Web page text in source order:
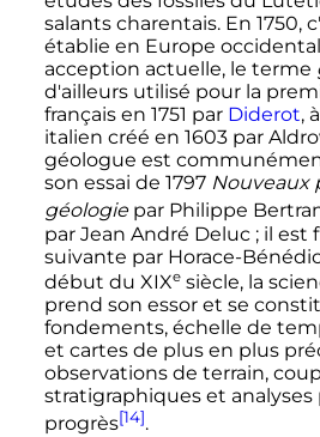
salants charentais. En 1750,
établie en Europe
acception actuelle, le terme
d'ailleurs utilisé pour la
français en 1751 par Diderot,
italien créé en 1603 par
géologue est
son essai de 1797 Nouveaux
géologiepar Philippe
par Jean André Deluc ; il est
suivante par Horace-
début du XIXe siècle, la
prend son essor et se
fondements, échelle de
et cartes de plus en plus
observations de terrain,
stratigraphiques et
progrès[14].